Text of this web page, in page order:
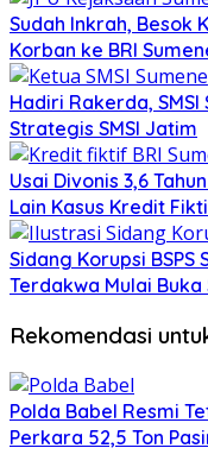
Sudah Inkrah, Besok
Korban ke BRI
Hadiri Rakerda,
Strategis SMSI Jatim
Usai Divonis 3,6
Lain Kasus Kredit
Sidang Korupsi BSPS
Terdakwa Mulai Buka
Rekomendasi
Polda Babel Resmi
Perkara 52,5 Ton